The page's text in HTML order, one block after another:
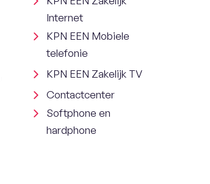
Internet
KPN EEN Mobiele
telefonie
KPN EEN Zakelijk TV
Contactcenter
Softphone en
hardphone